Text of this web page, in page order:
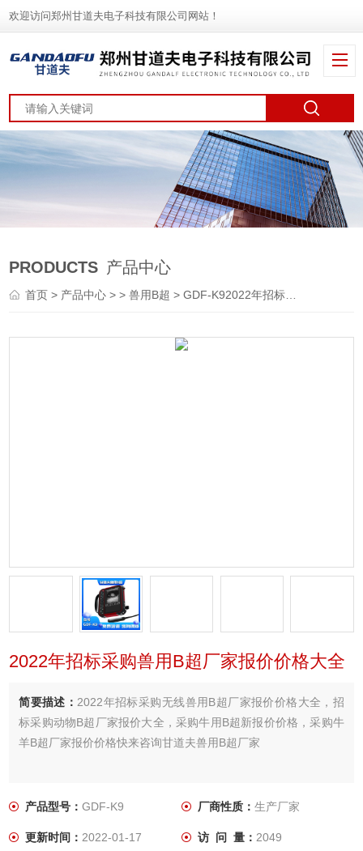
欢迎访问郑州甘道夫电子科技有限公司网站！
PRODUCTS 产品中心
首页> 产品中心 > >兽用B超 > GDF-K92022年招标采购兽用B超厂家报价价格大全
2022年招标采购兽用B超厂家报价价格大全
简要描述：2022年招标采购无线兽用B超厂家报价价格大全，招
标采购动物B超厂家报价大全，采购牛用B超新报价价格，采购牛
羊B超厂家报价价格快来咨询甘道夫兽用B超厂家
产品型号：GDF-K9 厂商性质： 生产厂家
更新时间：2022-01-17 访 问 量： 2049